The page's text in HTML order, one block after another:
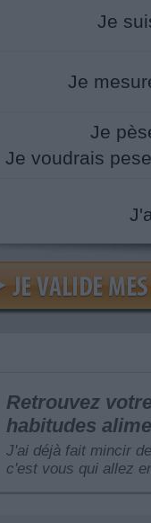
Je
Je
Je
Je voudrais
Retrouvez
habitudes
J'ai déjà fait mincir
c'est vous qui allez